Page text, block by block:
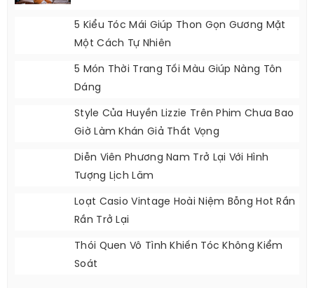
5 Kiểu Tóc Mái Giúp Thon Gọn Gương Mặt
Một Cách Tự Nhiên
5 Món Thời Trang Tối Màu Giúp Nàng Tôn
Dáng
Style Của Huyền Lizzie Trên Phim Chưa Bao
Giờ Làm Khán Giả Thất Vọng
Diễn Viên Phương Nam Trở Lại Với Hình
Tượng Lịch Lãm
Loạt Casio Vintage Hoài Niệm Bỗng Hot Rần
Rần Trở Lại
Thói Quen Vô Tình Khiến Tóc Không Kiểm
Soát